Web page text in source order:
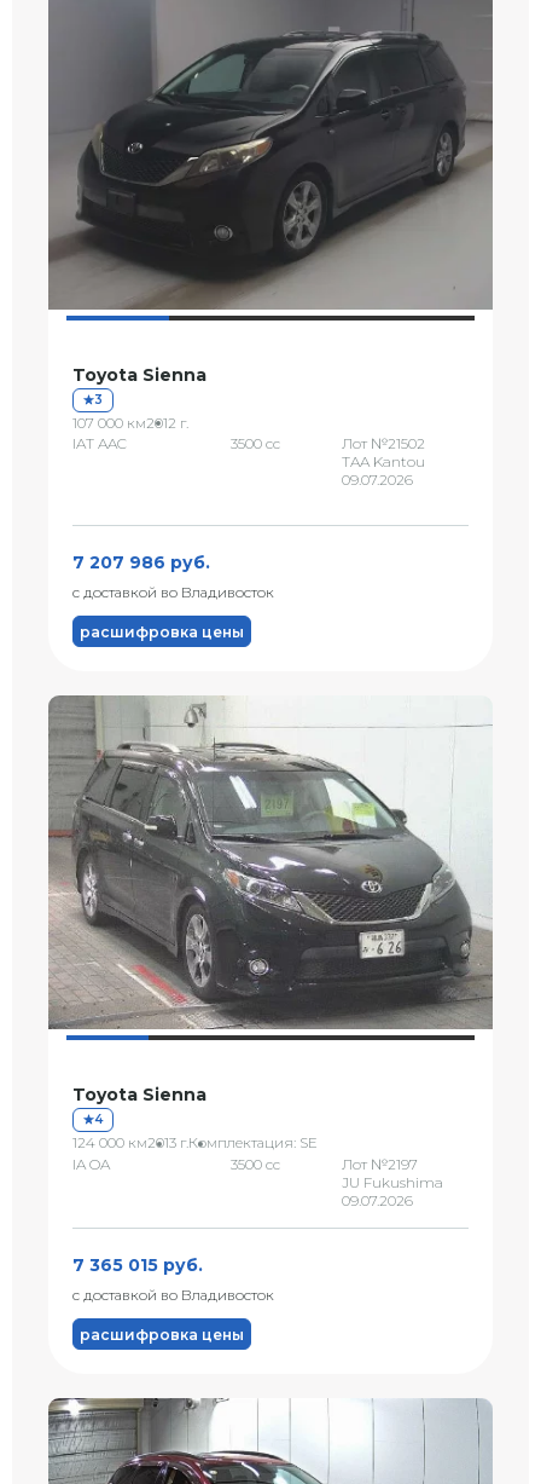
Toyota Sienna
3
107 000 км2012 г.
IAT AAC
3500 сс
Лот №21502
TAA Kantou
09.07.2026
7 207 986 руб.
с доставкой во Владивосток
расшифровка цены
Toyota Sienna
4
124 000 км2013 г.Комплектация: SE
IA OA
3500 сс
Лот №2197
JU Fukushima
09.07.2026
7 365 015 руб.
с доставкой во Владивосток
расшифровка цены